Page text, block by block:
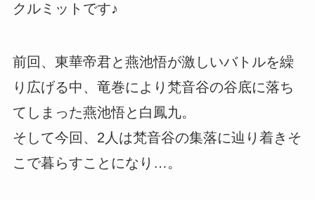
クルミットです♪
前回、東華帝君と燕池悟が激しいバトルを繰
り広げる中、竜巻により梵音谷の谷底に落ち
てしまった燕池悟と白鳳九。
そして今回、2人は梵音谷の集落に辿り着きそ
こで暮らすことになり…。